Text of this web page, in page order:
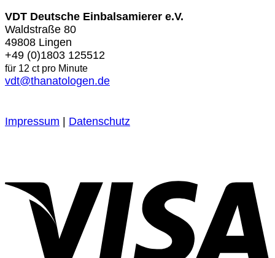
VDT Deutsche Einbalsamierer e.V.
Waldstraße 80
49808 Lingen
+49 (0)1803 125512
für 12 ct pro Minute
vdt@thanatologen.de
Impressum Datenschutz